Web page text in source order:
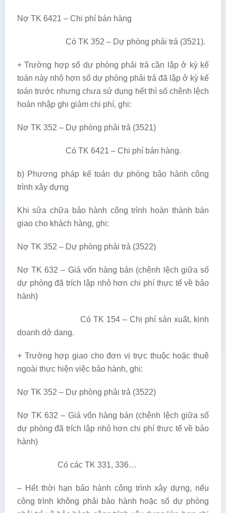
Nợ TK 6421 – Chi phí bán hàng
Có TK 352 – Dự phòng phải trả (3521).
+ Trường hợp số dự phòng phải trả cần lập ở kỳ kế
toán này nhỏ hơn số dự phòng phải trả đã lập ở kỳ kế
toán trước nhưng chưa sử dụng hết thì số chênh lệch
hoàn nhập ghi giảm chi phí, ghi:
Nợ TK 352 – Dự phòng phải trả (3521)
Có TK 6421 – Chi phí bán hàng.
b) Phương pháp kế toán dự phòng bảo hành công
trình xây dựng
Khi sửa chữa bảo hành công trình hoàn thành bàn
giao cho khách hàng, ghi:
Nợ TK 352 – Dự phòng phải trả (3522)
Nợ TK 632 – Giá vốn hàng bán (chênh lệch giữa số
dự phòng đã trích lập nhỏ hơn chi phí thực tế về bảo
hành)
Có TK 154 – Chi phí sản xuất, kinh
doanh dở dang.
+ Trường hợp giao cho đơn vị trực thuộc hoặc thuê
ngoài thực hiện việc bảo hành, ghi:
Nợ TK 352 – Dự phòng phải trả (3522)
Nợ TK 632 – Giá vốn hàng bán (chênh lệch giữa số
dự phòng đã trích lập nhỏ hơn chi phí thực tế về bảo
hành)
Có các TK 331, 336…
– Hết thời hạn bảo hành công trình xây dựng, nếu
công trình không phải bảo hành hoặc số dự phòng